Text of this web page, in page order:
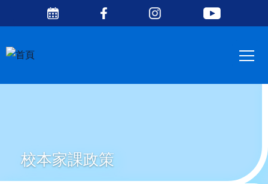
移至主內容
Media
校本家課政策